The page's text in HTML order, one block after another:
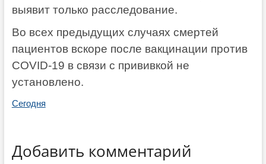
выявит только расследование.
Во всех предыдущих случаях смертей
пациентов вскоре после вакцинации против
COVID-19 в связи с прививкой не
установлено.
Сегодня
Добавить комментарий